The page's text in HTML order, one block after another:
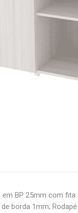
BP 25mm com
borda 1mm;